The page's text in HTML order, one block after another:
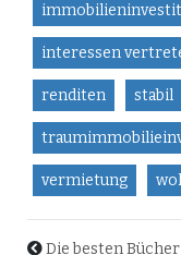
interessen
renditen stabil
vermietung
Die besten